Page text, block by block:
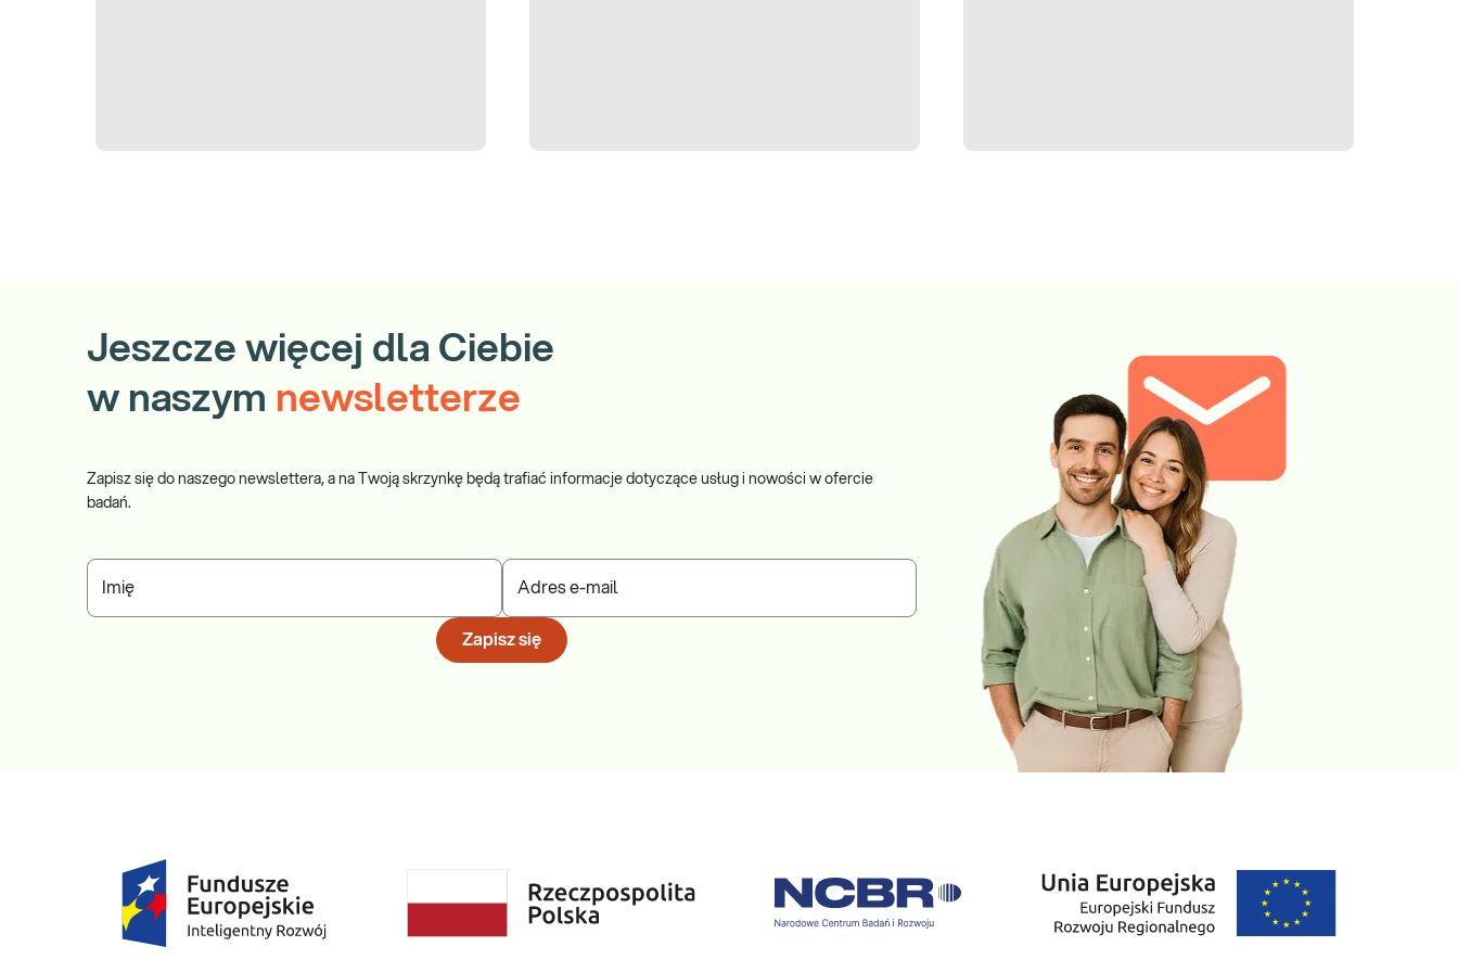
Pobranie w Twoim domu
Jeszcze więcej dla Ciebie
w naszym newsletterze
Zapisz się do naszego newslettera, a na Twoją skrzynkę będą trafiać informacje dotyczące usług i nowości w ofercie
badań.
Imię Adres e-mail
Zapisz się